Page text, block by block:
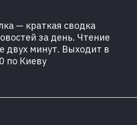
— краткая сводка
за день. Чтение
двух минут. Выходит в
по Киеву